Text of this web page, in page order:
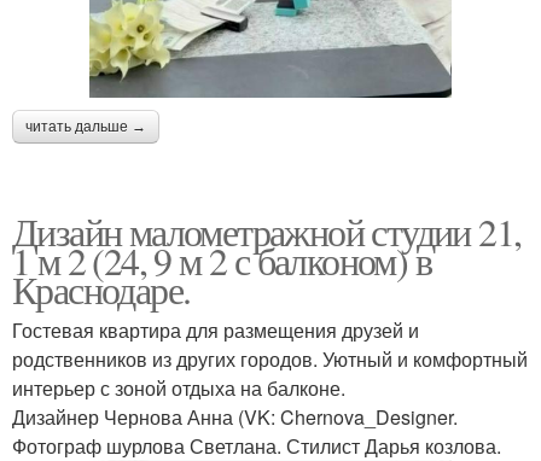
читать дальше →
Дизайн малометражной студии 21,
1 м 2 (24, 9 м 2 с балконом) в
Краснодаре.
Гостевая квартира для размещения друзей и
родственников из других городов. Уютный и комфортный
интерьер с зоной отдыха на балконе.
Дизайнер Чернова Анна (VK: Chernova_Designer.
Фотограф шурлова Светлана. Стилист Дарья козлова.